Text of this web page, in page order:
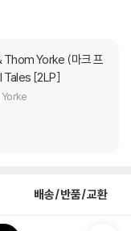
Tales [2LP]
배송/반품/교환